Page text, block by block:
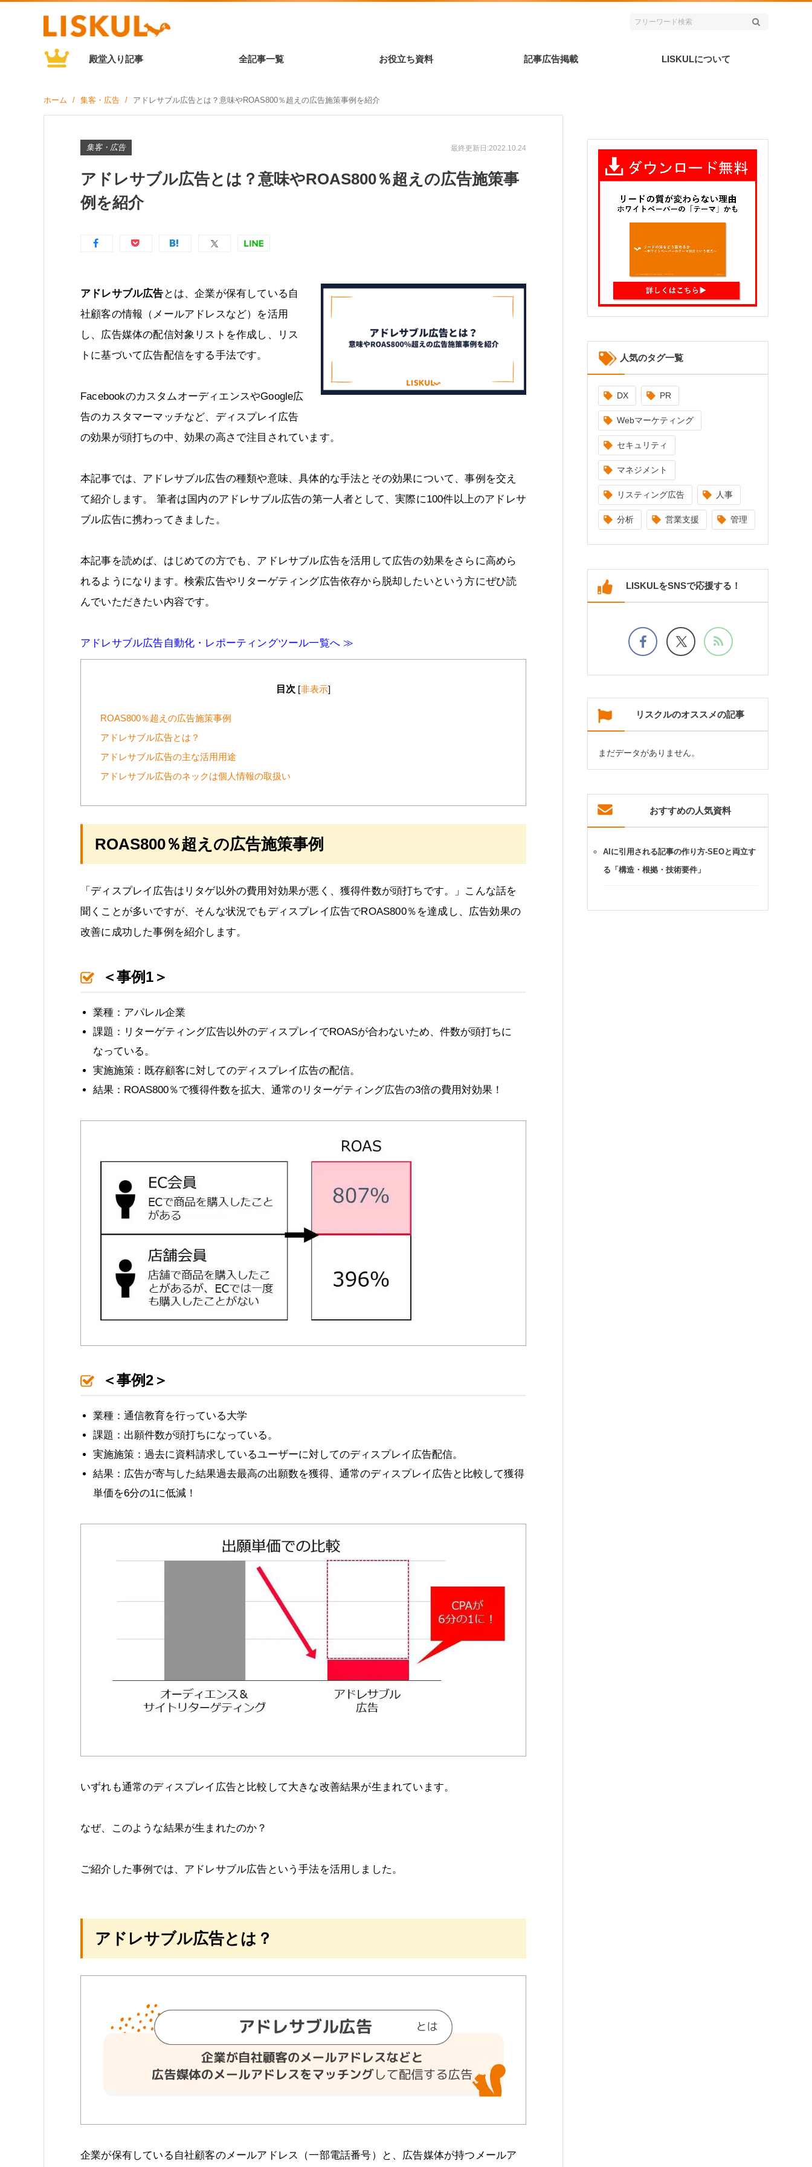
殿堂入り記事 全記事一覧 お役立ち資料 記事広告掲載 LISKULについて
ホーム 集客・広告 アドレサブル広告とは？意味やROAS800％超えの広告施策事例を紹介
集客・広告 最終更新日:2022.10.24
アドレサブル広告とは？意味やROAS800％超えの広告施策事
例を紹介
アドレサブル広告 とは、企業が保有している自
社顧客の情報（メールアドレスなど）を活用
し、広告媒体の配信対象リストを作成し、リス
トに基づいて広告配信をする手法です。
FacebookのカスタムオーディエンスやGoogle広
告のカスタマーマッチなど、ディスプレイ広告
の効果が頭打ちの中、効果の高さで注目されています。
本記事では、アドレサブル広告の種類や意味、具体的な手法とその効果について、事例を交え
て紹介します。 筆者は国内のアドレサブル広告の第一人者として、実際に100件以上のアドレサ
ブル広告に携わってきました。
本記事を読めば、はじめての方でも、アドレサブル広告を活用して広告の効果をさらに高めら
れるようになります。検索広告やリターゲティング広告依存から脱却したいという方にぜひ読
んでいただきたい内容です。
アドレサブル広告自動化・レポーティングツール一覧へ ≫
目次 [非表示]
ROAS800％超えの広告施策事例
アドレサブル広告とは？
アドレサブル広告の主な活用用途
アドレサブル広告のネックは個人情報の取扱い
ROAS800％超えの広告施策事例
「ディスプレイ広告はリタゲ以外の費用対効果が悪く、獲得件数が頭打ちです。」こんな話を
聞くことが多いですが、そんな状況でもディスプレイ広告でROAS800％を達成し、広告効果の
改善に成功した事例を紹介します。
＜事例1＞
業種：アパレル企業
課題：リターゲティング広告以外のディスプレイでROASが合わないため、件数が頭打ちに
なっている。
実施施策：既存顧客に対してのディスプレイ広告の配信。
結果：ROAS800％で獲得件数を拡大、通常のリターゲティング広告の3倍の費用対効果！
＜事例2＞
業種：通信教育を行っている大学
課題：出願件数が頭打ちになっている。
実施施策：過去に資料請求しているユーザーに対してのディスプレイ広告配信。
結果：広告が寄与した結果過去最高の出願数を獲得、通常のディスプレイ広告と比較して獲得
単価を6分の1に低減！
いずれも通常のディスプレイ広告と比較して大きな改善結果が生まれています。
なぜ、このような結果が生まれたのか？
ご紹介した事例では、アドレサブル広告という手法を活用しました。
アドレサブル広告とは？
企業が保有している自社顧客のメールアドレス（一部電話番号）と、広告媒体が持つメールア
人気のタグ一覧
DX PR
Webマーケティング
セキュリティ
マネジメント
リスティング広告 人事
分析 営業支援 管理
LISKULをSNSで応援する！
リスクルのオススメの記事
まだデータがありません。
おすすめの人気資料
AIに引用される記事の作り方-SEOと両立す
る「構造・根拠・技術要件」